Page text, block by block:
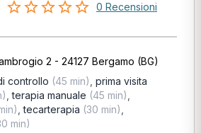
0 Recensioni
2 - 24127 Bergamo (BG)
controllo (45 min) prima visita
,terapia manuale (45 min)
,tecarterapia (30 min)
min)